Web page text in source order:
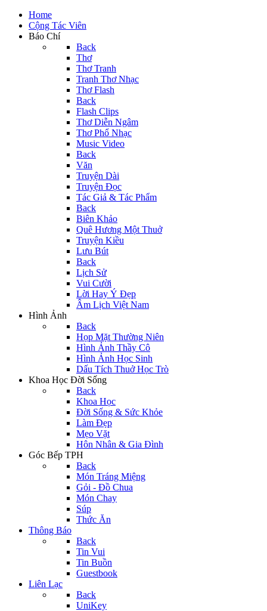
Home
Cộng Tác Viên
Báo Chí
Back
Thơ
Thơ Tranh
Tranh Thơ Nhạc
Thơ Flash
Back
Flash Clips
Thơ Diễn Ngâm
Thơ Phổ Nhạc
Music Video
Back
Văn
Truyện Dài
Truyện Đọc
Tác Giả & Tác Phẩm
Back
Biên Khảo
Quê Hương Một Thuở
Truyện Kiều
Lưu Bút
Back
Lịch Sử
Vui Cười
Lời Hay Ý Đẹp
Âm Lịch Việt Nam
Hình Ảnh
Back
Họp Mặt Thường Niên
Hình Ảnh Thầy Cô
Hình Ảnh Học Sinh
Dấu Tích Thuở Học Trò
Khoa Học Đời Sống
Back
Khoa Học
Đời Sống & Sức Khỏe
Làm Đẹp
Mẹo Vặt
Hôn Nhân & Gia Đình
Góc Bếp TPH
Back
Món Tráng Miệng
Gỏi - Đồ Chua
Món Chay
Súp
Thức Ăn
Thông Báo
Back
Tin Vui
Tin Buồn
Guestbook
Liên Lạc
Back
UniKey